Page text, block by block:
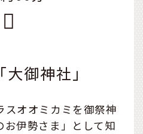
御神社」
スオオミカミを御祭神
お伊勢さま」として知